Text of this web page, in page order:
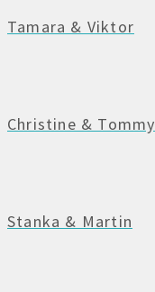
Tamara & Viktor
Christine & Tommy
Stanka & Martin